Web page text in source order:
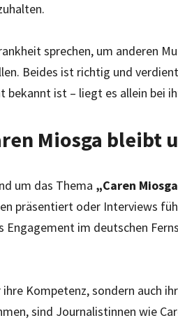
sprechen, um anderen
Beides ist richtig und
bekannt ist – liegt es allein bei
Miosga bleibt
um das Thema „Caren
präsentiert oder Interviews
Engagement im deutschen
Kompetenz, sondern auch
sind Journalistinnen wie